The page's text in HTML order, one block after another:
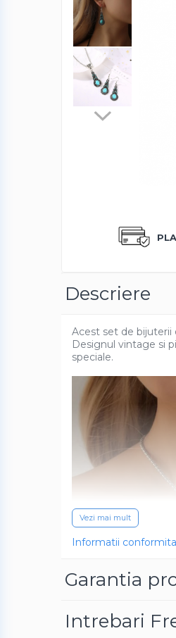
Produse albire si curatare dinti
Accesorii pentru cap si par
Accesorii vestimentare
TV, Audio-Video & Foto
Componente PC & Software
Boxe portabile, cu bluetooth
Casti & Audio portabile
Stick-uri memorie USB
Accesorii auto interioare &
Confort auto
Curatare auto
Casa, Gradina & Bricolaj
Articole pentru Bucatarie &
Decoratiuni
Descriere
Acest set de bijuterii
Designul vintage si
speciale.
Vezi mai mult
Informatii
Garantia
Intrebari